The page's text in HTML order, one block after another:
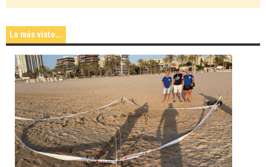
Lo más visto...